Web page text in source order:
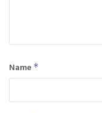
Name *